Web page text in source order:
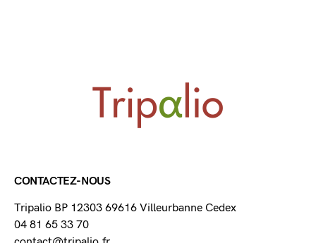
CONTACTEZ-NOUS
Tripalio BP 12303 69616 Villeurbanne Cedex
04 81 65 33 70